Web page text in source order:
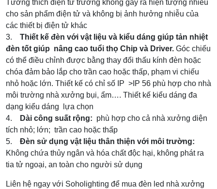
Tương thích điện từ trường không gây ra hiện tượng nhiễu
cho sản phẩm điện tử và không bị ảnh hưởng nhiễu của
các thiết bị điện tử khác
3. Thiết kế đèn với vật liệu và kiểu dáng giúp tản nhiệt
đèn tốt giúp nâng cao tuổi thọ Chip và Driver. Góc chiếu
có thể điều chỉnh được bằng thay đổi thấu kính đèn hoặc
chóa đảm bảo lắp cho trần cao hoặc thấp, phạm vi chiếu
nhỏ hoặc lớn. Thiết kế có chỉ số IP >IP 56 phù hợp cho nhà
môi trường nhà xưởng bụi, ẩm…. Thiết kế kiểu dáng đa
dạng kiểu dáng lựa chọn
4.
Dài công suất rộng: phù hợp cho cả nhà xưởng diện
tích nhỏ; lớn; trần cao hoặc thấp
5. Đèn sử dụng vật liệu thân thiện với môi trường:
Không chứa thủy ngân và hóa chất độc hại, không phát ra
tia tử ngoại, an toàn cho người sử dụng
Liên hệ ngay với Soholighting để mua đèn led nhà xưởng